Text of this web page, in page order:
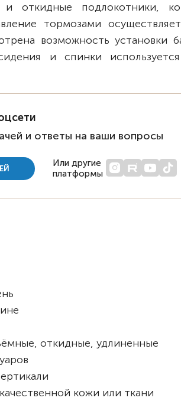
откидные подлокотники,
тормозами
возможность установки
и спинки
и ответы на ваши вопросы
Или другие
платформы
откидные, удлиненные
кожи или ткани